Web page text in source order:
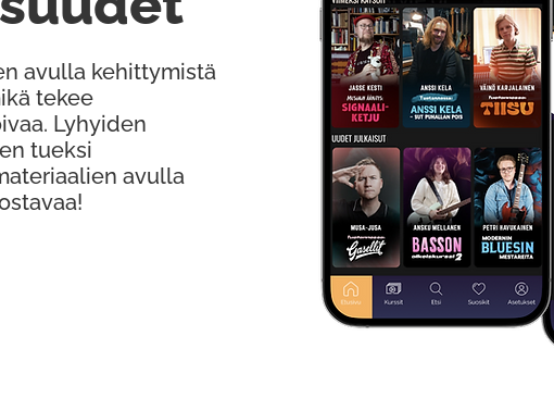
avulla kehittymistä
tekee
Lyhyiden
tueksi
avulla